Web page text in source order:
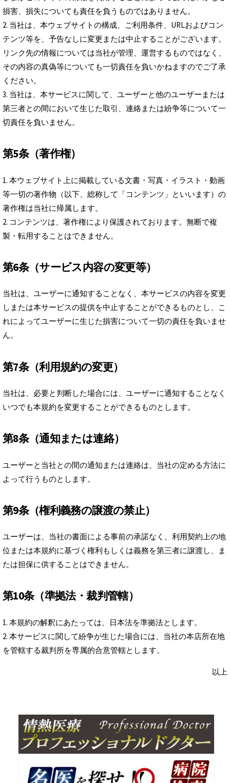
損害、損失についても責任を負うものではありません。
2. 当社は、本ウェブサイトの構成、ご利用条件、URLおよびコン
テンツ等を、予告なしに変更または中止することがございます。
リンク先の情報については当社が管理、運営するものではなく、
その内容の真偽等についても一切責任を負いかねますのでご了承
ください。
3. 当社は、本サービスに関して、ユーザーと他のユーザーまたは
第三者との間において生じた取引、連絡または紛争等について一
切責任を負いません。
第5条（著作権）
1. 本ウェブサイト上に掲載している文書・写真・イラスト・動画
等一切の著作物（以下、総称して「コンテンツ」といいます）の
著作権は当社に帰属します。
2. コンテンツは、著作権により保護されております。無断で複
製・転用することはできません。
第6条（サービス内容の変更等）
当社は、ユーザーに通知することなく、本サービスの内容を変更
しまたは本サービスの提供を中止することができるものとし、こ
れによってユーザーに生じた損害について一切の責任を負いませ
ん。
第7条（利用規約の変更）
当社は、必要と判断した場合には、ユーザーに通知することなく
いつでも本規約を変更することができるものとします。
第8条（通知または連絡）
ユーザーと当社との間の通知または連絡は、当社の定める方法に
よって行うものとします。
第9条（権利義務の譲渡の禁止）
ユーザーは、当社の書面による事前の承諾なく、利用契約上の地
位または本規約に基づく権利もしくは義務を第三者に譲渡し、ま
たは担保に供することはできません。
第10条（準拠法・裁判管轄）
1. 本規約の解釈にあたっては、日本法を準拠法とします。
2. 本サービスに関して紛争が生じた場合には、当社の本店所在地
を管轄する裁判所を専属的合意管轄とします。
以上